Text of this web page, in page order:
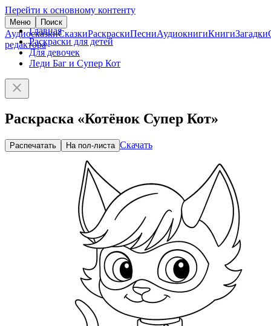
Перейти к основному контенту
Меню Поиск
АудиосказкиСказкиРаскраскиПесниАудиокнигиКнигиЗагадки
редактора
Главная
Раскраски для детей
Для девочек
Леди Баг и Супер Кот
Раскраска «Котёнок Супер Кот»
Распечатать На пол-листа Скачать